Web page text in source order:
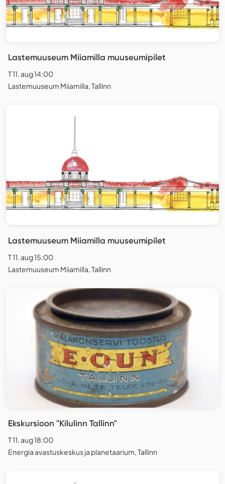
Lastemuuseum Miiamilla muuseumipilet
T 11. aug 14:00
Lastemuuseum Miiamilla, Tallinn
Lastemuuseum Miiamilla muuseumipilet
T 11. aug 15:00
Lastemuuseum Miiamilla, Tallinn
Ekskursioon "Kilulinn Tallinn"
T 11. aug 18:00
Energia avastuskeskus ja planetaarium, Tallinn